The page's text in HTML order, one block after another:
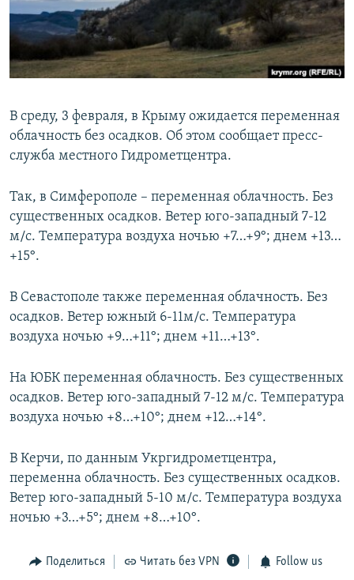
ПОБЕДИТЕЛЕЙ НЕ СУДЯТ?
КРЫМ.НЕПОКОРЕННЫЙ
ELIFBE
ПРИСОЕДИНЯЙТЕСЬ!
Все сайты RFE/RL
В среду, 3 февраля, в Крыму ожидается переменная
облачность без осадков. Об этом сообщает пресс-
служба местного Гидрометцентра.
Так, в Симферополе – переменная облачность. Без
существенных осадков. Ветер юго-западный 7-12
м/с. Температура воздуха ночью +7…+9°; днем +13…
+15°.
В Севастополе также переменная облачность. Без
осадков. Ветер южный 6-11м/с. Температура
воздуха ночью +9…+11°; днем +11…+13°.
На ЮБК переменная облачность. Без существенных
осадков. Ветер юго-западный 7-12 м/с. Температура
воздуха ночью +8…+10°; днем +12…+14°.
В Керчи, по данным Укргидрометцентра,
переменна облачность. Без существенных осадков.
Ветер юго-западный 5-10 м/с. Температура воздуха
ночью +3…+5°; днем +8…+10°.
Поделиться Читать без VPN Follow us